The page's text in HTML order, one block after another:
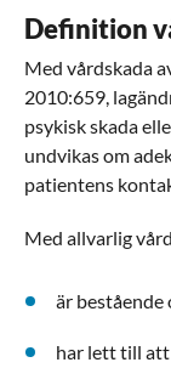
Definition
Med vårdskada
2010:659,
psykisk skada
undvikas om
patientens
Med allvarlig
är bestående
har lett till